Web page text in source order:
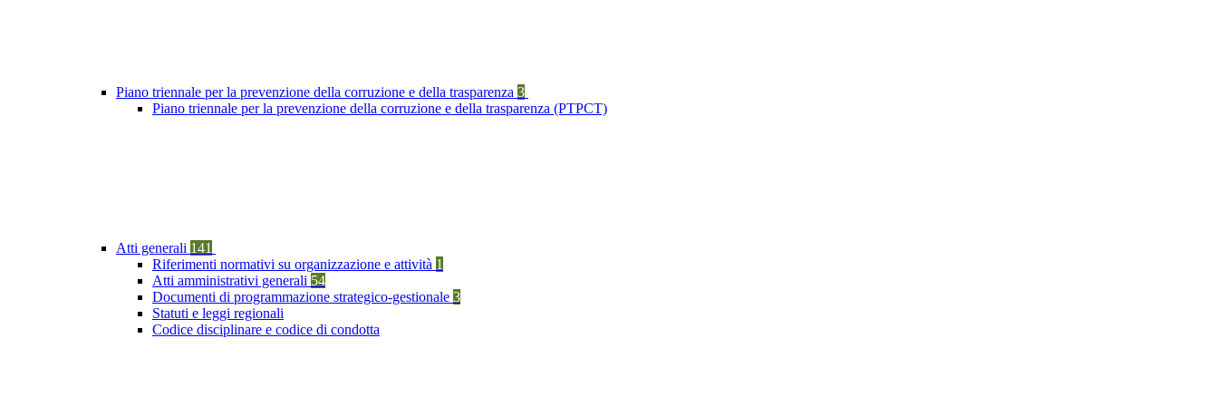
Piano triennale per la prevenzione della corruzione e della trasparenza 3
Piano triennale per la prevenzione della corruzione e della trasparenza (PTPCT)
Atti generali 141
Riferimenti normativi su organizzazione e attività 1
Atti amministrativi generali 54
Documenti di programmazione strategico-gestionale 3
Statuti e leggi regionali
Codice disciplinare e codice di condotta